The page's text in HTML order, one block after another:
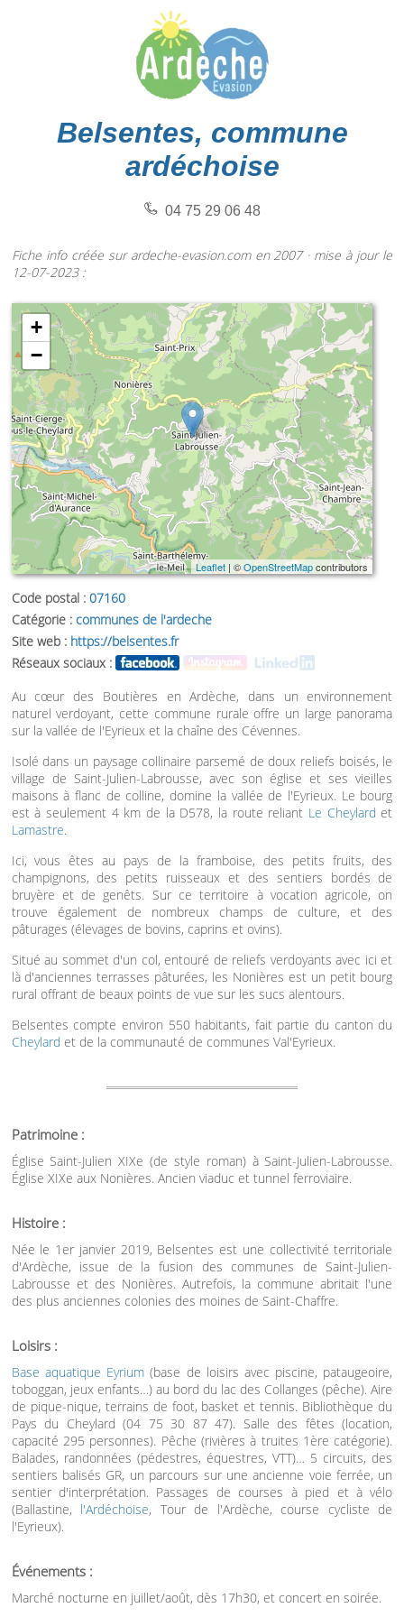
Belsentes, commune
ardéchoise
04 75 29 06 48
Fiche info créée sur ardeche-evasion.com en 2007 · mise à jour le
12-07-2023 :
+
−
Leaflet| ©OpenStreetMapcontributors
Code postal : 07160
Catégorie : communes de l'ardeche
Site web : https://belsentes.fr
Réseaux sociaux :
Au cœur des Boutières en Ardèche, dans un environnement
naturel verdoyant, cette commune rurale offre un large panorama
sur la vallée de l'Eyrieux et la chaîne des Cévennes.
Isolé dans un paysage collinaire parsemé de doux reliefs boisés, le
village de Saint-Julien-Labrousse, avec son église et ses vieilles
maisons à flanc de colline, domine la vallée de l'Eyrieux. Le bourg
est à seulement 4 km de la D578, la route reliant Le Cheylard et
Lamastre.
Ici, vous êtes au pays de la framboise, des petits fruits, des
champignons, des petits ruisseaux et des sentiers bordés de
bruyère et de genêts. Sur ce territoire à vocation agricole, on
trouve également de nombreux champs de culture, et des
pâturages (élevages de bovins, caprins et ovins).
Situé au sommet d'un col, entouré de reliefs verdoyants avec ici et
là d'anciennes terrasses pâturées, les Nonières est un petit bourg
rural offrant de beaux points de vue sur les sucs alentours.
Belsentes compte environ 550 habitants, fait partie du canton du
Cheylard et de la communauté de communes Val'Eyrieux.
Patrimoine :
Église Saint-Julien XIXe (de style roman) à Saint-Julien-Labrousse.
Église XIXe aux Nonières. Ancien viaduc et tunnel ferroviaire.
Histoire :
Née le 1er janvier 2019, Belsentes est une collectivité territoriale
d'Ardèche, issue de la fusion des communes de Saint-Julien-
Labrousse et des Nonières. Autrefois, la commune abritait l'une
des plus anciennes colonies des moines de Saint-Chaffre.
Loisirs :
Base aquatique Eyrium (base de loisirs avec piscine, pataugeoire,
toboggan, jeux enfants…) au bord du lac des Collanges (pêche). Aire
de pique-nique, terrains de foot, basket et tennis. Bibliothèque du
Pays du Cheylard (04 75 30 87 47). Salle des fêtes (location,
capacité 295 personnes). Pêche (rivières à truites 1ère catégorie).
Balades, randonnées (pédestres, équestres, VTT)… 5 circuits, des
sentiers balisés GR, un parcours sur une ancienne voie ferrée, un
sentier d'interprétation. Passages de courses à pied et à vélo
(Ballastine, l'Ardéchoise, Tour de l'Ardèche, course cycliste de
l'Eyrieux).
Événements :
Marché nocturne en juillet/août, dès 17h30, et concert en soirée.